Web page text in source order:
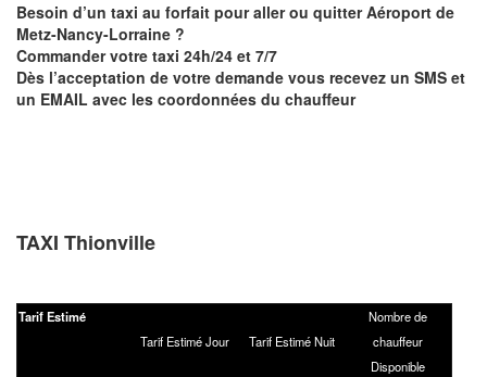
Besoin d’un taxi au forfait pour aller ou quitter Aéroport de
Metz-Nancy-Lorraine ?
Commander votre taxi 24h/24 et 7/7
Dès l’acceptation de votre demande vous recevez un SMS et
un EMAIL avec les coordonnées du chauffeur
TAXI Thionville
Tarif Estimé
Tarif Estimé Jour
Tarif Estimé Nuit
Nombre de
chauffeur
Disponible